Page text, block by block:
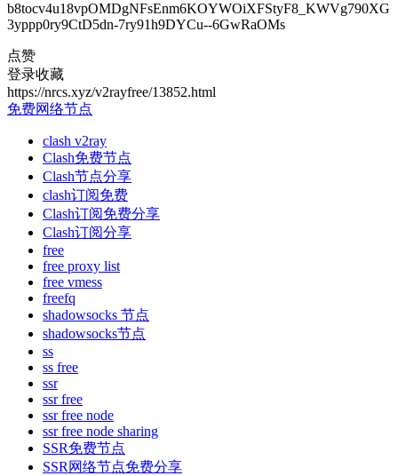
b8tocv4u18vpOMDgNFsEnm6KOYWOiXFStyF8_KWVg790XG
3yppp0ry9CtD5dn-7ry91h9DYCu--6GwRaOMs
点赞
登录收藏
https://nrcs.xyz/v2rayfree/13852.html
免费网络节点
clash v2ray
Clash免费节点
Clash节点分享
clash订阅免费
Clash订阅免费分享
Clash订阅分享
free
free proxy list
free vmess
freefq
shadowsocks 节点
shadowsocks节点
ss
ss free
ssr
ssr free
ssr free node
ssr free node sharing
SSR免费节点
SSR网络节点免费分享